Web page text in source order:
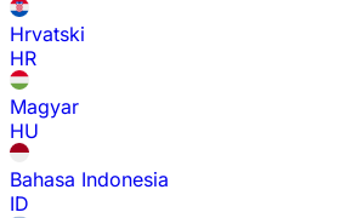
Hrvatski
HR
Magyar
HU
Bahasa Indonesia
ID